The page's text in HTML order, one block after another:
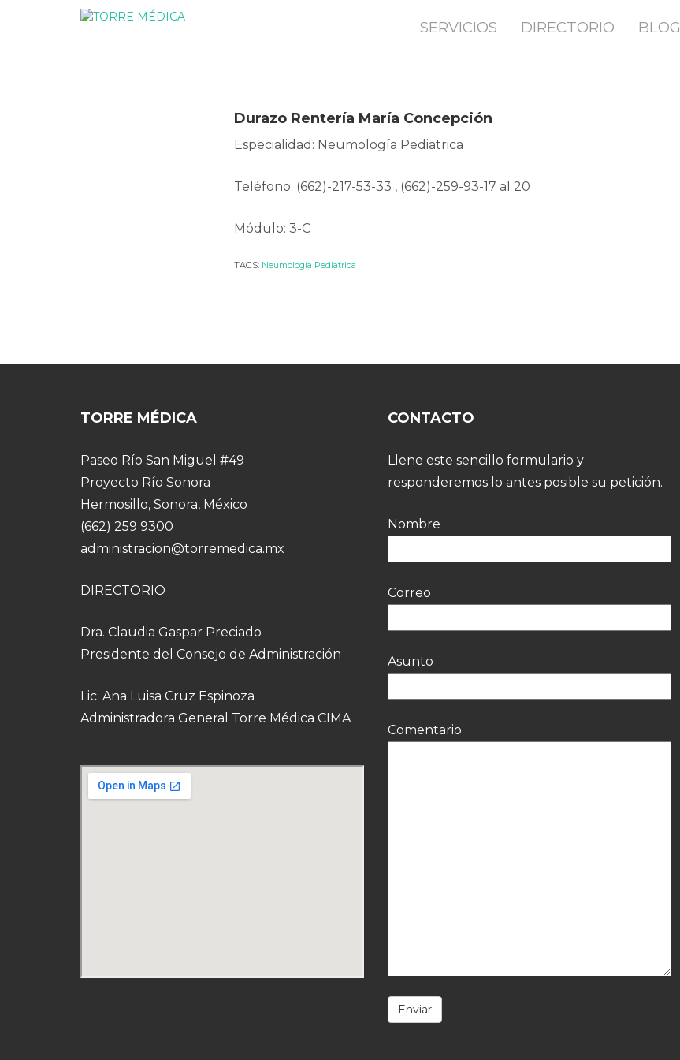
SERVICIOS DIRECTORIO BLOG
Durazo Rentería María Concepción
Especialidad: Neumología Pediatrica
Teléfono: (662)-217-53-33 , (662)-259-93-17 al 20
Módulo: 3-C
TAGS: Neumología Pediatrica
TORRE MÉDICA
Paseo Río San Miguel #49
Proyecto Río Sonora
Hermosillo, Sonora, México
(662) 259 9300
administracion@torremedica.mx
DIRECTORIO
Dra. Claudia Gaspar Preciado
Presidente del Consejo de Administración
Lic. Ana Luisa Cruz Espinoza
Administradora General Torre Médica CIMA
CONTACTO
Llene este sencillo formulario y
responderemos lo antes posible su petición.
Nombre
Correo
Asunto
Comentario